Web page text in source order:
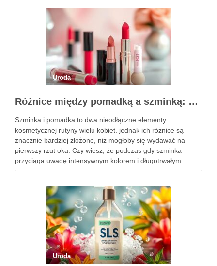
Uroda
Różnice między pomadką a szminką: co warto wiedzieć?
Szminka i pomadka to dwa nieodłączne elementy
kosmetycznej rutyny wielu kobiet, jednak ich różnice są
znacznie bardziej złożone, niż mogłoby się wydawać na
pierwszy rzut oka. Czy wiesz, że podczas gdy szminka
przyciąga uwagę intensywnym kolorem i długotrwałym
efektem, pomadka oferuje delikatniejsze, nawilżające
Uroda